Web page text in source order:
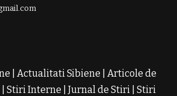
Actualitati Sibiene
Articole de
Stiri Interne Jurnal de Stiri Stiri